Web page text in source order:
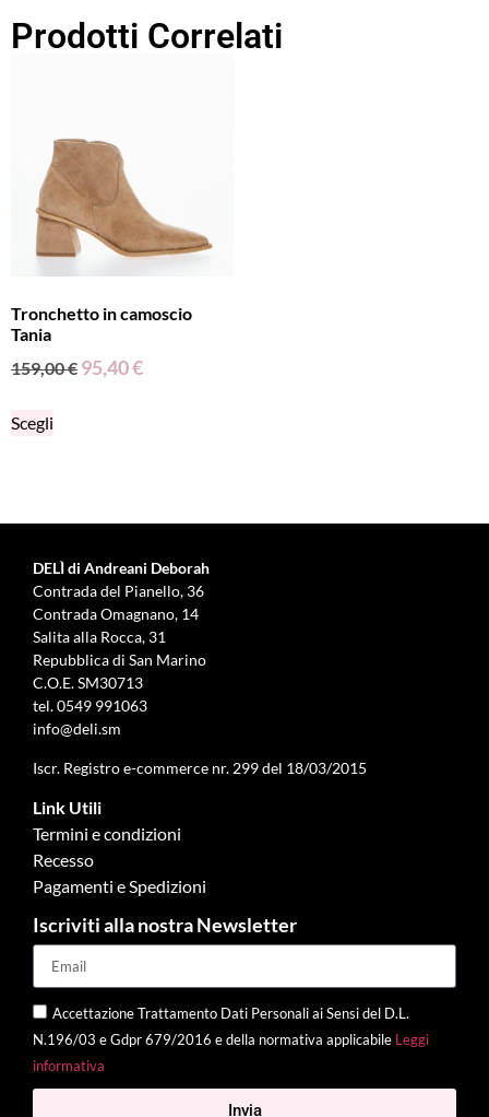
Prodotti Correlati
Tronchetto in camoscio
Tania
159,00€ 95,40€
Scegli
DELÌ di Andreani Deborah
Contrada del Pianello, 36
Contrada Omagnano, 14
Salita alla Rocca, 31
Repubblica di San Marino
C.O.E. SM30713
tel.0549 991063
info@deli.sm
Iscr. Registro e-commerce nr. 299 del 18/03/2015
Link Utili
Termini e condizioni
Recesso
Pagamenti e Spedizioni
Iscriviti alla nostra Newsletter
Accettazione Trattamento Dati Personali ai Sensi del D.L.
N.196/03 e Gdpr 679/2016 e della normativa applicabile Leggi
informativa
Invia